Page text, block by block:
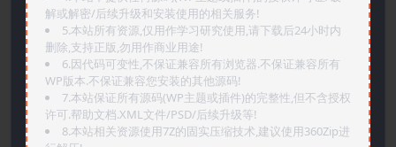
解或解密/后续升级和安装使用的相关服务!
5.本站所有资源,仅用作学习研究使用,请下载后24小时内
删除,支持正版,勿用作商业用途!
6.因代码可变性,不保证兼容所有浏览器.不保证兼容所有
WP版本.不保证兼容您安装的其他源码!
7.本站保证所有源码(WP主题或插件)的完整性,但不含授权
许可.帮助文档.XML文件/PSD/后续升级等!
8.本站相关资源使用7Z的固实压缩技术,建议使用360Zip进